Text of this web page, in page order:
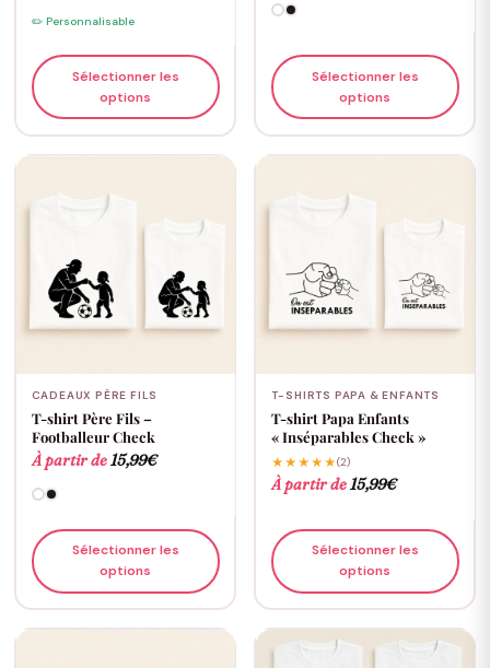
✏️ Personnalisable
Sélectionner les
options
Sélectionner les
options
CADEAUX PÈRE FILS
T-shirt Père Fils –
Footballeur Check
À partir de15,99€
Sélectionner les
options
T-SHIRTS PAPA & ENFANTS
T-shirt Papa Enfants
« Inséparables Check »
★★★★★(2)
À partir de15,99€
Sélectionner les
options